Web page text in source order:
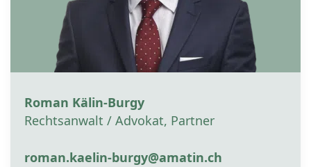
Roman Kälin-Burgy
Rechtsanwalt / Advokat, Partner
roman.kaelin-burgy@amatin.ch